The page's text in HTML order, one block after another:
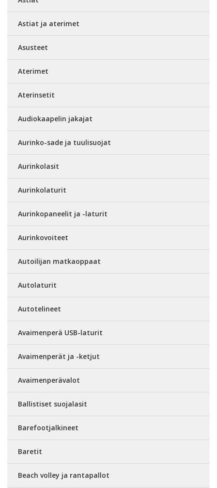
Astiat ja aterimet
Asusteet
Aterimet
Aterinsetit
Audiokaapelin jakajat
Aurinko-sade ja tuulisuojat
Aurinkolasit
Aurinkolaturit
Aurinkopaneelit ja -laturit
Aurinkovoiteet
Autoilijan matkaoppaat
Autolaturit
Autotelineet
Avaimenperä USB-laturit
Avaimenperät ja -ketjut
Avaimenperävalot
Ballistiset suojalasit
Barefootjalkineet
Baretit
Beach volley ja rantapallot